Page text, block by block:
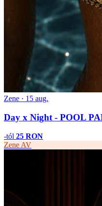
Zene · 15 aug.
Day x Night - POOL
-tól 25 RON
Zene AV